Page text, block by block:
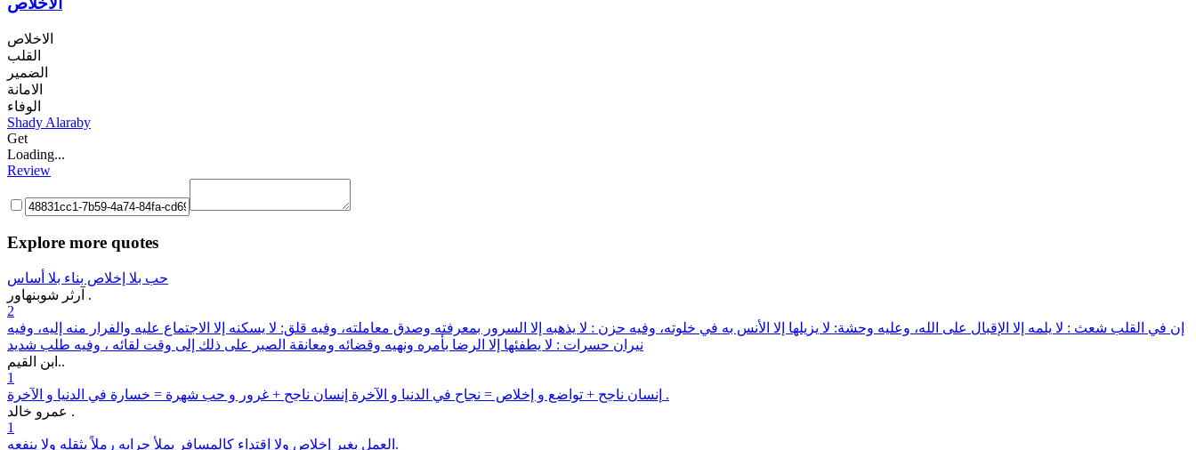
الاخلاص
القلب
الضمير
الامانة
الوفاء
Shady Alaraby
Get
Loading...
Review
Explore more quotes
حب بلا إخلاص بناء بلا أساس
آرثر شوبنهاور .
2
إن في القلب شعث : لا يلمه إلا الإقبال على الله، وعليه وحشة: لا يزيلها إلا الأنس به في خلوته، وفيه حزن : لا يذهبه إلا السرور بمعرفته وصدق معاملته، وفيه قلق: لا يسكنه إلا الاجتماع عليه والفرار منه إليه، وفيه
نيران حسرات : لا يطفئها إلا الرضا بأمره ونهيه وقضائه ومعانقة الصبر على ذلك إلى وقت لقائه ، وفيه طلب شديد
ابن القيم..
1
إنسان ناجح + تواضع و إخلاص = نجاح في الدنيا و الآخرة إنسان ناجح + غرور و حب شهرة = خسارة في الدنيا و الآخرة .
عمرو خالد .
1
العمل بغير إخلاص ولا اقتداء كالمسافر يملأ جرابه رملاً يثقله ولا ينفعه.